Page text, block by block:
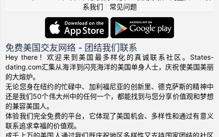
系我们
常见问题
免费美国交友网络 - 团结我们联系
Hey there！欢迎来到美国最多样化的真诚联系社区。States-
dating.com汇集从海洋到闪亮海洋的美国单身人士，庆祝使美国美丽
的大熔炉。
无论您身在纽约的忙碌中、加利福尼亚的创新里、德克萨斯的精神中
还是我们50个伟大州中的任何一个，都能找到与您分享价值观和梦想
的兼容美国人。
体验我们完全免费的平台，它体现了美国机会、多样性和通过有意义
联系追求幸福的价值观。
成千上万的美国人通过我们既庆祝地区多样性又支持国家团结的社区